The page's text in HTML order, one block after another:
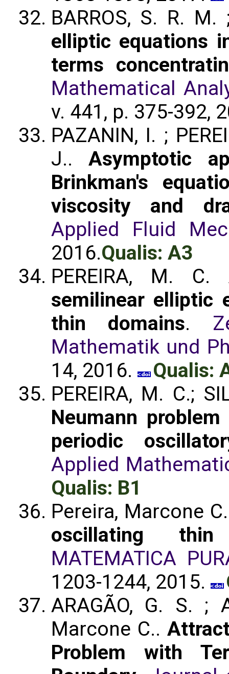
BARROS, S. R.
elliptic equations
terms
Mathematical
v. 441, p. 375-392,
PAZANIN, I. ;
J..Asymptotic
Brinkman's
viscosity and
Applied Fluid
2016.Qualis: A3
PEREIRA, M. C.
semilinear elliptic
thin domains.
Mathematik und
14, 2016.
Qualis:
PEREIRA, M. C.;
Neumann
periodic
Applied
Qualis: B1
Pereira, Marcone
oscillating thin
MATEMATICA
1203-1244, 2015.
ARAGÃO, G. S. ;
Marcone C..
Problem with